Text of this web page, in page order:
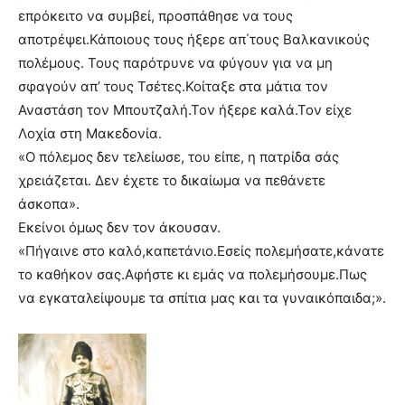
επρόκειτο να συμβεί, προσπάθησε να τους
αποτρέψει.Κάποιους τους ήξερε απ΄τους Βαλκανικούς
πολέμους. Τους παρότρυνε να φύγουν για να μη
σφαγούν απ’ τους Τσέτες.Κοίταξε στα μάτια τον
Αναστάση τον Μπουτζαλή.Τον ήξερε καλά.Τον είχε
Λοχία στη Μακεδονία.
«Ο πόλεμος δεν τελείωσε, του είπε, η πατρίδα σάς
χρειάζεται. Δεν έχετε το δικαίωμα να πεθάνετε
άσκοπα».
Εκείνοι όμως δεν τον άκουσαν.
«Πήγαινε στο καλό,καπετάνιο.Εσείς πολεμήσατε,κάνατε
το καθήκον σας.Αφήστε κι εμάς να πολεμήσουμε.Πως
να εγκαταλείψουμε τα σπίτια μας και τα γυναικόπαιδα;».